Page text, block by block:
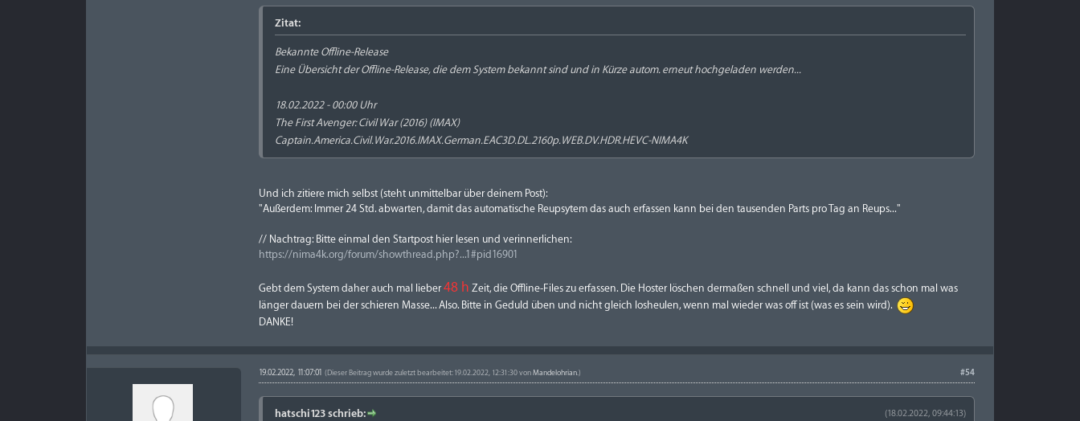
Zitat:
Bekannte Offline-Release
Eine Übersicht der Offline-Release, die dem System bekannt sind und in Kürze autom. erneut hochgeladen werden...
18.02.2022 - 00:00 Uhr
The First Avenger: Civil War (2016) (IMAX)
Captain.America.Civil.War.2016.IMAX.German.EAC3D.DL.2160p.WEB.DV.HDR.HEVC-NIMA4K
Und ich zitiere mich selbst (steht unmittelbar über deinem Post):
"Außerdem: Immer 24 Std. abwarten, damit das automatische Reupsytem das auch erfassen kann bei den tausenden Parts pro Tag an Reups..."
// Nachtrag: Bitte einmal den Startpost hier lesen und verinnerlichen:
https://nima4k.org/forum/showthread.php?...1#pid16901
Gebt dem System daher auch mal lieber48 h Zeit, die Offline-Files zu erfassen. Die Hoster löschen dermaßen schnell und viel, da kann das schon mal was
länger dauern bei der schieren Masse... Also. Bitte in Geduld üben und nicht gleich losheulen, wenn mal wieder was off ist (was es sein wird).
DANKE!
#54
19.02.2022, 11:07:01(Dieser Beitrag wurde zuletzt bearbeitet: 19.02.2022, 12:31:30 vonMandelohrian.)
(18.02.2022, 09:44:13)
hatschi123 schrieb: